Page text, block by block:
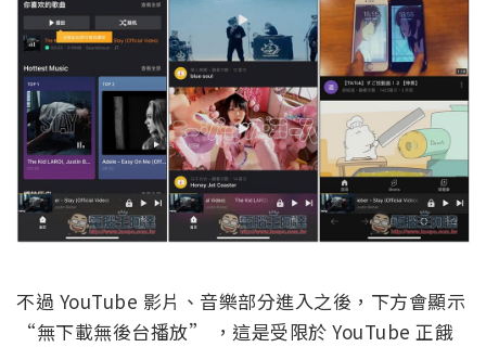
不過 YouTube 影片、音樂部分進入之後，下方會顯示
“無下載無後台播放” ，這是受限於 YouTube 正餓